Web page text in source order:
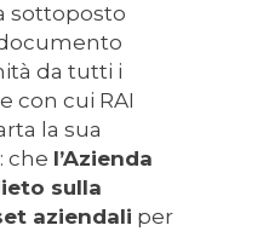
sottoposto
da tutti i
con cui RAI
la sua
che l’Azienda
sulla
aziendali per